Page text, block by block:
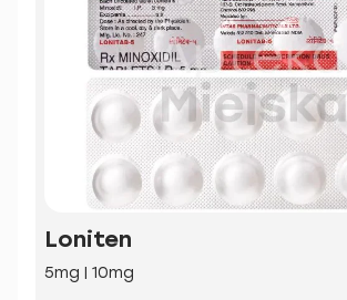
Loniten
5mg | 10mg